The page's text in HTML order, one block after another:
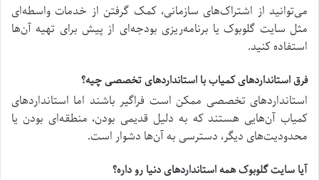
می‌توانید از اشتراک‌های سازمانی، کمک گرفتن از خدمات واسطه‌ای
مثل سایت گلوبوک یا برنامه‌ریزی بودجه‌ای از پیش برای تهیه آن‌ها
استفاده کنید.
فرق استانداردهای کمیاب با استانداردهای تخصصی چیه؟
استانداردهای تخصصی ممکن است فراگیر باشند اما استانداردهای
کمیاب آن‌هایی هستند که به دلیل قدیمی بودن، منطقه‌ای بودن یا
محدودیت‌های دیگر، دسترسی به آن‌ها دشوار است.
آیا سایت گلوبوک همه استانداردهای دنیا رو داره؟